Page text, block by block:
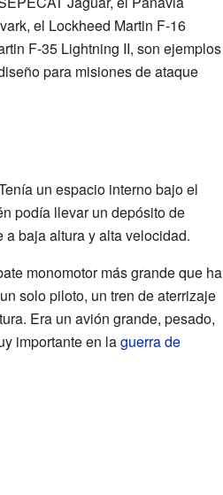
el Lockheed Martin F-16
F-35 Lightning II, son ejemplos
para misiones de ataque
un espacio interno bajo el
podía llevar un depósito de
baja altura y alta velocidad.
monomotor más grande que ha
solo piloto, un tren de aterrizaje
Era un avión grande, pesado,
importante en laguerra de